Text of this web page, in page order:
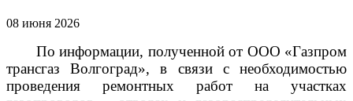
08 июня 2026
По информации, полученной от ООО «Газпром
трансгаз Волгоград», в связи с необходимостью
проведения ремонтных работ на участках